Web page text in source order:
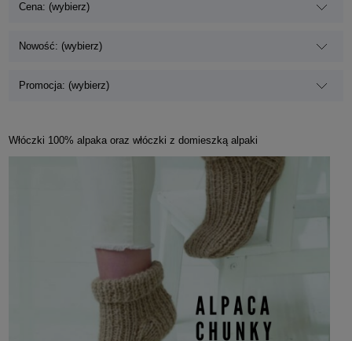
Cena: (wybierz)
Nowość: (wybierz)
Promocja: (wybierz)
Włóczki 100% alpaka oraz włóczki z domieszką alpaki